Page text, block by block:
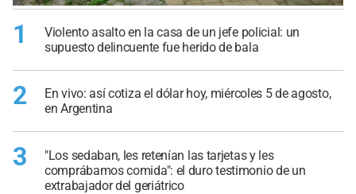
1
Violento asalto en la casa de un jefe policial: un
supuesto delincuente fue herido de bala
2
En vivo: así cotiza el dólar hoy, miércoles 5 de agosto,
en Argentina
3
"Los sedaban, les retenían las tarjetas y les
comprábamos comida": el duro testimonio de un
extrabajador del geriátrico